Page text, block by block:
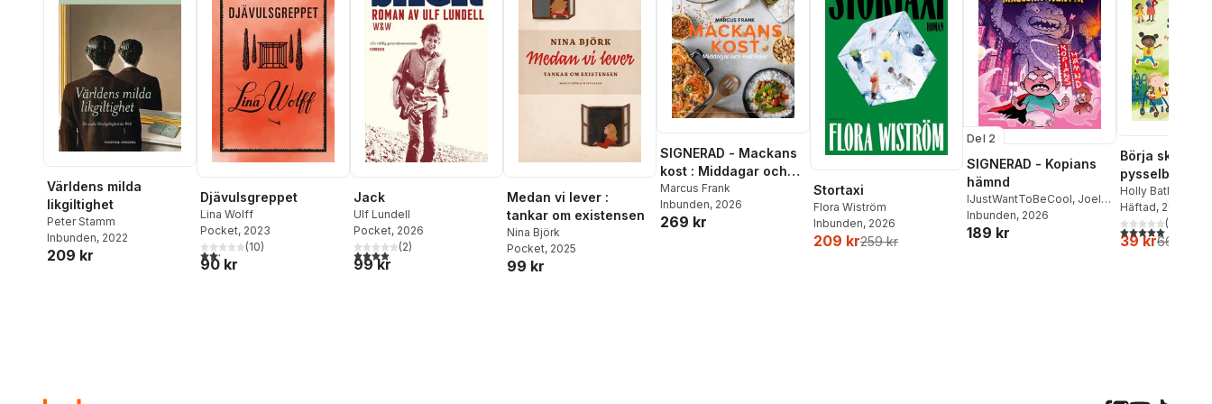
Amélie Plume
Cathérine Safonoff
Schweikert, Jean-François
Sonnay, Peter Stamm,Urs
Widmer
Världens milda
likgiltighet
Peter Stamm
Inbunden, 2022
209 kr
Djävulsgreppet
Lina Wolff
Pocket, 2023
2,2utav 5 stjärnor. Totalt antal röster:
(10)
90 kr
Jack
Ulf Lundell
Pocket, 2026
4,0utav 5 stjärnor. Totalt antal röster:
(2)
99 kr
Medan vi lever :
tankar om existensen
Nina Björk
Pocket, 2025
99 kr
SIGNERAD - Mackans
kost : Middagar och
matlådor
Marcus Frank
Inbunden, 2026
269 kr
Stortaxi
Flora Wiström
Inbunden, 2026
209 kr259 kr
Del 2
SIGNERAD - Kopians
hämnd
IJustWantToBeCool, Joel
Adolphson,Emil Ejdemo
Beer ,Victor Beer
Inbunden, 2026
189 kr
Börja skolan:
pysselbok
klistermärken
Holly Bathie
Beecham
Häftad, 2024
5,0utav 5(
39 kr66 kr